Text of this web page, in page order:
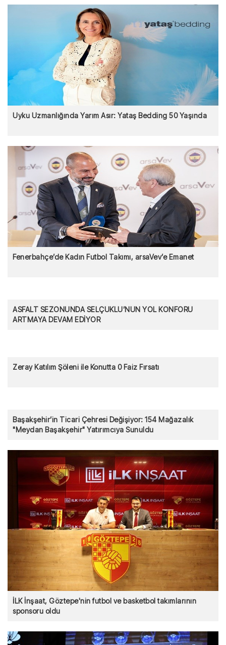
Uyku Uzmanlığında Yarım Asır: Yataş Bedding 50 Yaşında
Fenerbahçe’de Kadın Futbol Takımı, arsaVev’e Emanet
ASFALT SEZONUNDA SELÇUKLU’NUN YOL KONFORU
ARTMAYA DEVAM EDİYOR
Zeray Katılım Şöleni ile Konutta 0 Faiz Fırsatı
Başakşehir’in Ticari Çehresi Değişiyor: 154 Mağazalık
"Meydan Başakşehir" Yatırımcıya Sunuldu
İLK İnşaat, Göztepe'nin futbol ve basketbol takımlarının
sponsoru oldu